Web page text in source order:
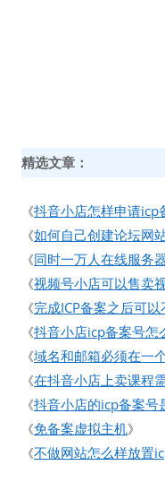
精选文章：
《抖音小店怎样申请icp
《如何自己创建论坛网
《同时一万人在线服务
《视频号小店可以售卖
《完成ICP备案之后可
《抖音小店icp备案号怎
《域名和邮箱必须在一
《在抖音小店上卖课程
《抖音小店的icp备案号
《免备案虚拟主机》
《不做网站怎么样放置